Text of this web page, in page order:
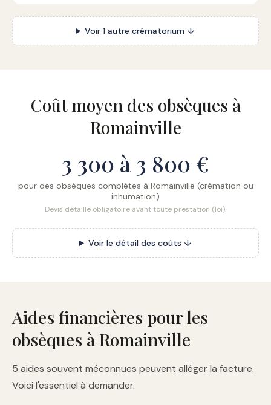
Voir 1 autre crématorium ↓
Coût moyen des obsèques à
Romainville
3 300 à 3 800 €
pour des obsèques complètes à Romainville (crémation ou
inhumation)
Devis détaillé obligatoire avant toute prestation (loi).
Voir le détail des coûts ↓
Aides financières pour les
obsèques à Romainville
5 aides souvent méconnues peuvent alléger la facture.
Voici l'essentiel à demander.